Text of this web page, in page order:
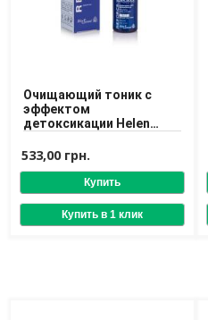
Очищающий тоник с
эффектом
детоксикации Helen
533,00 грн.